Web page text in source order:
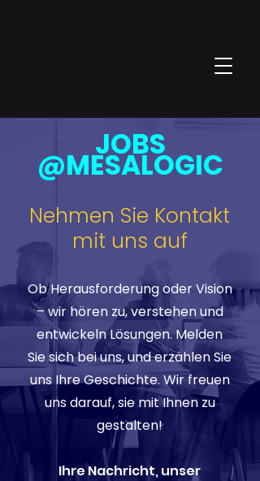
JOBS
@MESALOGIC
Nehmen Sie Kontakt
mit uns auf
Ob Herausforderung oder Vision
– wir hören zu, verstehen und
entwickeln Lösungen. Melden
Sie sich bei uns, und erzählen Sie
uns Ihre Geschichte. Wir freuen
uns darauf, sie mit Ihnen zu
gestalten!
Ihre Nachricht, unser